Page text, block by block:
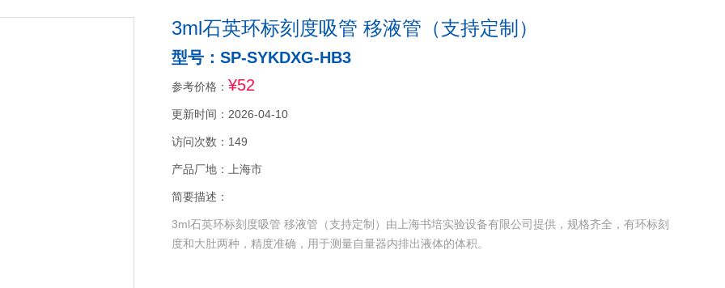
3ml石英环标刻度吸管 移液管（支持定制）
型号：SP-SYKDXG-HB3
参考价格： ¥52
更新时间：2026-04-10
访问次数：149
产品厂地：上海市
简要描述：
3ml石英环标刻度吸管 移液管（支持定制）由上海书培实验设备有限公司提供，规格齐全，有环标刻
度和大肚两种，精度准确，用于测量自量器内排出液体的体积。